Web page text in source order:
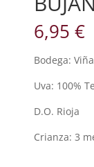
6,95€
Bodega:
Uva: 100%
D.O. Rioja
Crianza: 3